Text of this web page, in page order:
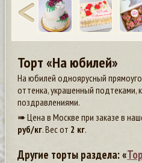
Торт «На юбилей»
На юбилей одноярусный
оттенка, украшенный подтеками,
поздравлениями.
➠ Цена в Москве при заказе в
руб/кг. Вес от 2 кг.
Другие торты раздела: «